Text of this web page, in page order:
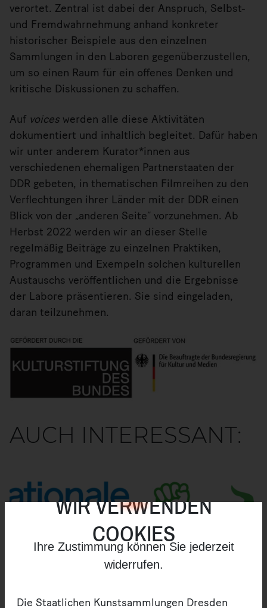
WIR VERWENDEN
COOKIES
Ihre Zustimmung können Sie jederzeit
widerrufen.
Die Staatlichen Kunstsammlungen Dresden
verortet. Zentral ist dabei der Anspruch, Selbst-
und Fremdwahrnehmung anhand konkreter
historischer Beispiele aus den einzelnen
Sammlungen in den Laboren gegenüberzustellen,
um so einen Raum für ein offenes Denken und
kritische Diskussionen zu schaffen.
Auf voices werden alle diese Aktivitäten
dokumentiert und inhaltlich begleitet. Dafür haben
wir unter anderem Kurator*innen aus
verschiedenen ehemaligen Partnerstaaten der
DDR gebeten, in thematischen Filmreihen zu den
Verflechtungen ihrer Länder mit der DDR einen
Blick von der „anderen Seite“ vorzunehmen. Ab
Herbst 2022 werden wir an dieser Stelle
regelmäßig Beiträge zu einzelnen Praktiken,
Programmen und Exempeln solchen kulturellen
Austauschs veröffentlichen und die Ergebnisse
der Labore präsentieren. Sie sind eingeladen,
daran teilzunehmen.
AUCH INTERESSANT: